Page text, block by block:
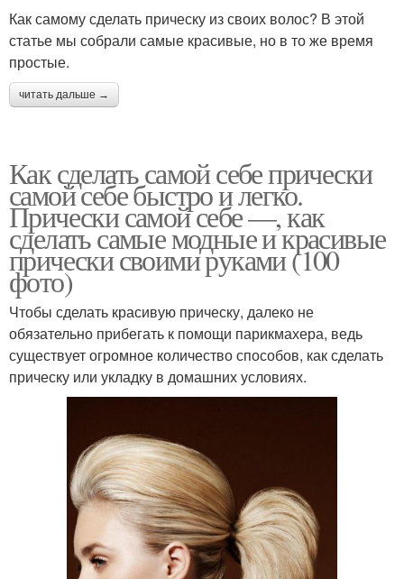
Как самому сделать прическу из своих волос? В этой
статье мы собрали самые красивые, но в то же время
простые.
читать дальше →
Как сделать самой себе прически
самой себе быстро и легко.
Прически самой себе —, как
сделать самые модные и красивые
прически своими руками (100
фото)
Чтобы сделать красивую прическу, далеко не
обязательно прибегать к помощи парикмахера, ведь
существует огромное количество способов, как сделать
прическу или укладку в домашних условиях.